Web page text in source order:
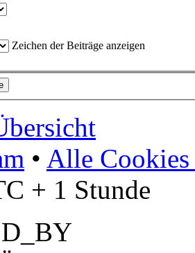
Zeichen der Beiträge anzeigen
• Alle Cookies
+ 1 Stunde